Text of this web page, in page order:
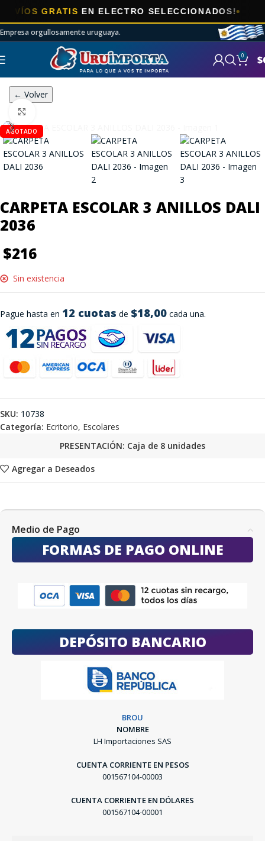
GRATISEN ELECTRO SELECCIONADOS!
Empresa orgullosamente uruguaya.
0 $
← Volver
AGOTADO
CARPETA ESCOLAR 3 ANILLOS DALI
2036
$216
Pague hasta en 12 cuotas de $18,00 cada una.
Sin existencia
Agregar a Deseados
SKU: 10738
Categoría: Ecritorio, Escolares
PRESENTACIÓN: Caja de 8 unidades
Medio de Pago
FORMAS DE PAGO ONLINE
DEPÓSITO BANCARIO
BROU
NOMBRE
LH Importaciones SAS
CUENTA CORRIENTE EN PESOS
001567104-00003
CUENTA CORRIENTE EN DÓLARES
001567104-00001